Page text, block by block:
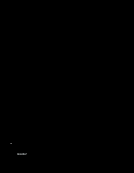
Gioiellieri